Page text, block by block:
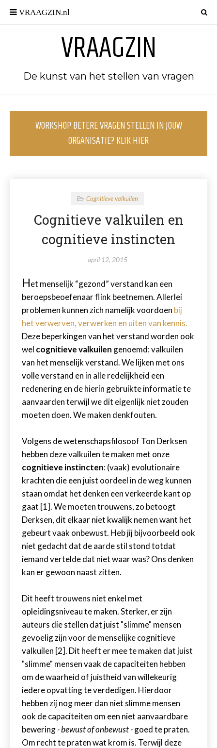
VRAAGZIN
De kunst van het stellen van vragen
WORKSHOP BETERE VRAGEN STELLEN IN JOUW
ORGANISATIE? KLIK HIER
Cognitieve valkuilen
Cognitieve valkuilen en
cognitieve instincten
april 12, 2015
Het menselijk “gezond” verstand kan een
beroepsbeoefenaar flink beetnemen. Allerlei
problemen kunnen zich namelijk voordoen bij
het verwerven, verwerken en uiten van kennis.
Deze beperkingen van het verstand worden ook
wel cognitieve valkuilen genoemd: valkuilen
van het menselijk verstand. We lijken met ons
volle verstand en in alle redelijkheid een
redenering en de hierin gebruikte informatie te
aanvaarden terwijl we dit eigenlijk niet zouden
moeten doen. We maken denkfouten.
Volgens de wetenschapsfilosoof Ton Derksen
hebben deze valkuilen te maken met onze
cognitieve instincten: (vaak) evolutionaire
krachten die een juist oordeel in de weg kunnen
staan omdat het denken een verkeerde kant op
gaat [1]. We moeten trouwens, zo betoogt
Derksen, dit elkaar niet kwalijk nemen want het
gebeurt vaak onbewust. Heb jij bijvoorbeeld ook
niet gedacht dat de aarde stil stond totdat
iemand vertelde dat niet waar was? Ons denken
kan er gewoon naast zitten.
Dit heeft trouwens niet enkel met
opleidingsniveau te maken. Sterker, er zijn
auteurs die stellen dat juist "slimme" mensen
gevoelig zijn voor de menselijke cognitieve
valkuilen [2]. Dit heeft er mee te maken dat juist
"slimme" mensen vaak de capaciteiten hebben
om de waarheid of juistheid van willekeurig
iedere opvatting te verdedigen. Hierdoor
hebben zij nog meer dan niet slimme mensen
ook de capaciteiten om een niet aanvaardbare
bewering- bewust of onbewust -goed te praten.
Om recht te praten wat krom is. Terwijl deze